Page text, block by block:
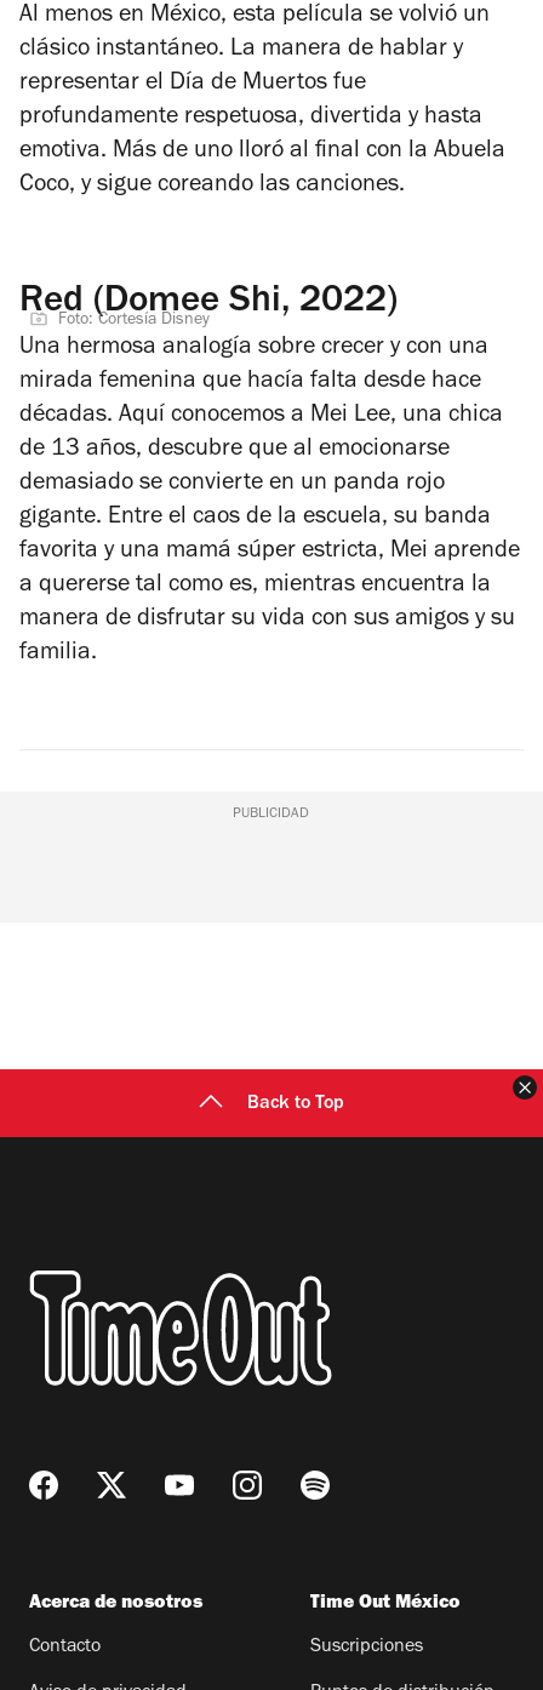
Al menos en México, esta película se volvió un
clásico instantáneo. La manera de hablar y
representar el Día de Muertos fue
profundamente respetuosa, divertida y hasta
emotiva. Más de uno lloró al final con la Abuela
Coco, y sigue coreando las canciones.
Red (Domee Shi, 2022)
Foto: Cortesía Disney
Una hermosa analogía sobre crecer y con una
mirada femenina que hacía falta desde hace
décadas. Aquí conocemos a Mei Lee, una chica
de 13 años, descubre que al emocionarse
demasiado se convierte en un panda rojo
gigante. Entre el caos de la escuela, su banda
favorita y una mamá súper estricta, Mei aprende
a quererse tal como es, mientras encuentra la
manera de disfrutar su vida con sus amigos y su
familia.
PUBLICIDAD
Back to Top
Acerca de nosotros
Contacto
Time Out México
Suscripciones